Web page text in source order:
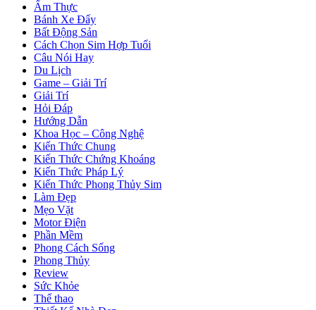
Ẩm Thực
Bánh Xe Đẩy
Bất Động Sản
Cách Chọn Sim Hợp Tuổi
Câu Nói Hay
Du Lịch
Game – Giải Trí
Giải Trí
Hỏi Đáp
Hướng Dẫn
Khoa Học – Công Nghệ
Kiến Thức Chung
Kiến Thức Chứng Khoáng
Kiến Thức Pháp Lý
Kiến Thức Phong Thủy Sim
Làm Đẹp
Mẹo Vặt
Motor Điện
Phần Mềm
Phong Cách Sống
Phong Thủy
Review
Sức Khỏe
Thể thao